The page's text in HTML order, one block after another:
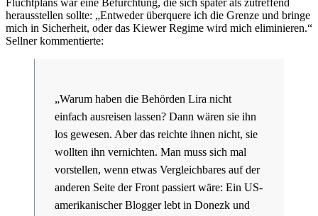
Fluchtplans war eine Befürchtung, die sich später als zutreffend
herausstellen sollte: „Entweder überquere ich die Grenze und bringe
mich in Sicherheit, oder das Kiewer Regime wird mich eliminieren.“
Sellner kommentierte:
„Warum haben die Behörden Lira nicht
einfach ausreisen lassen? Dann wären sie ihn
los gewesen. Aber das reichte ihnen nicht, sie
wollten ihn vernichten. Man muss sich mal
vorstellen, wenn etwas Vergleichbares auf der
anderen Seite der Front passiert wäre: Ein US-
amerikanischer Blogger lebt in Donezk und